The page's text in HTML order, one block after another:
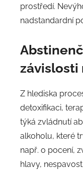
prostředí.
nadstandardní
závislosti
Z hlediska
detoxifikaci,
týká zvládnutí
alkoholu, které
např. o pocení,
hlavy,